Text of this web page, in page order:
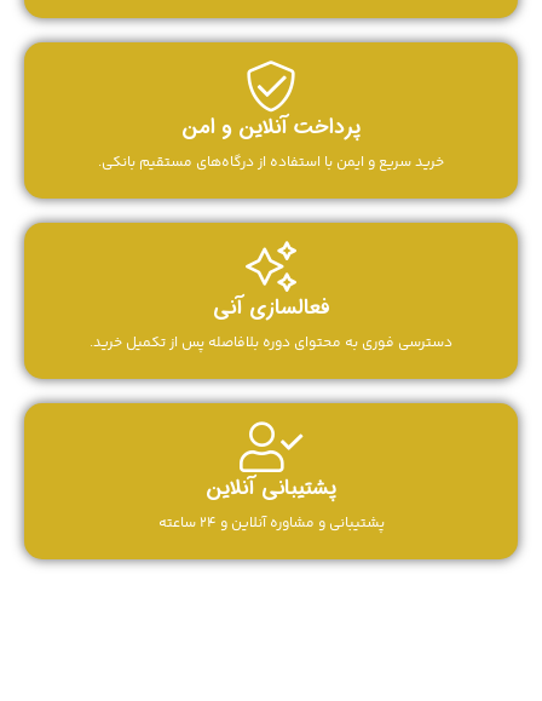
پرداخت آنلاین و امن
خرید سریع و ایمن با استفاده از درگاه‌های مستقیم بانکی.
فعالسازی آنی
دسترسی فوری به محتوای دوره بلافاصله پس از تکمیل خرید.
پشتیبانی آنلاین
پشتیبانی و مشاوره آنلاین و 24 ساعته